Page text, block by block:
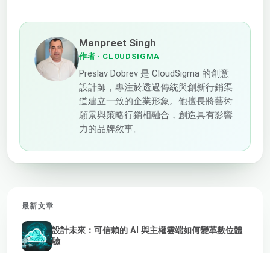
Manpreet Singh
作者 · CLOUDSIGMA
Preslav Dobrev 是 CloudSigma 的創意
設計師，專注於透過傳統與創新行銷渠
道建立一致的企業形象。他擅長將藝術
願景與策略行銷相融合，創造具有影響
力的品牌敘事。
最新文章
設計未來：可信賴的 AI 與主權雲端如何變革數位體
驗